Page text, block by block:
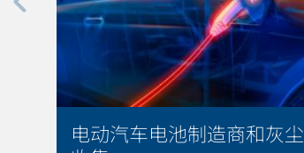
电动汽车电池制造商和灰尘